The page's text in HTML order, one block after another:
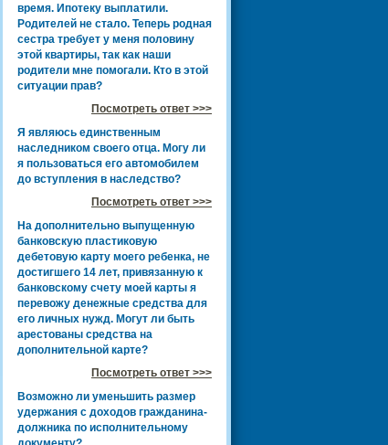
время. Ипотеку выплатили.
Родителей не стало. Теперь родная
сестра требует у меня половину
этой квартиры, так как наши
родители мне помогали. Кто в этой
ситуации прав?
Посмотреть ответ >>>
Я являюсь единственным
наследником своего отца. Могу ли
я пользоваться его автомобилем
до вступления в наследство?
Посмотреть ответ >>>
На дополнительно выпущенную
банковскую пластиковую
дебетовую карту моего ребенка, не
достигшего 14 лет, привязанную к
банковскому счету моей карты я
перевожу денежные средства для
его личных нужд. Могут ли быть
арестованы средства на
дополнительной карте?
Посмотреть ответ >>>
Возможно ли уменьшить размер
удержания с доходов гражданина-
должника по исполнительному